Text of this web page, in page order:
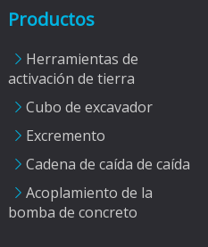
Productos
Herramientas de
activación de tierra
Cubo de excavador
Excremento
Cadena de caída de caída
Acoplamiento de la
bomba de concreto